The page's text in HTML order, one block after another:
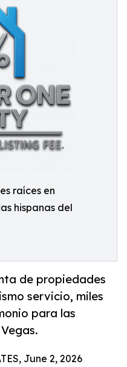
raíces en
hispanas del
de propiedades
servicio, miles
para las
June 2, 2026